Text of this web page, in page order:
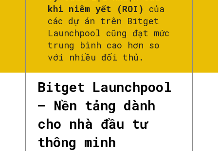
khi niêm yết (ROI) của
các dự án trên Bitget
Launchpool cũng đạt mức
trung bình cao hơn so
với nhiều đối thủ.
Bitget Launchpool
– Nền tảng dành
cho nhà đầu tư
thông minh